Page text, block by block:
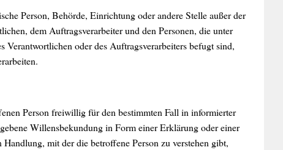
Person, Behörde, Einrichtung oder andere Stelle außer der
dem Auftragsverarbeiter und den Personen, die unter
Verantwortlichen oder des Auftragsverarbeiters befugt sind,
Person freiwillig für den bestimmten Fall in informierter
Willensbekundung in Form einer Erklärung oder einer
Handlung, mit der die betroffene Person zu verstehen gibt,